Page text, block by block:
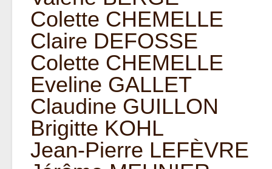
Colette CHEMELLE
Claire DEFOSSE
Colette CHEMELLE
Eveline GALLET
Claudine GUILLON
Brigitte KOHL
Jean-Pierre LEFÈVRE